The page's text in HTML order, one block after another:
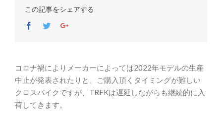
この記事をシェアする
Facebook
TwitterGoogle+
コロナ禍によりメーカーによっては2022年モデルの生産
中止が発表されたりと、ご購入頂くタイミングが難しい
クロスバイクですが、TREKは遅延しながらも継続的に入
荷してきます。